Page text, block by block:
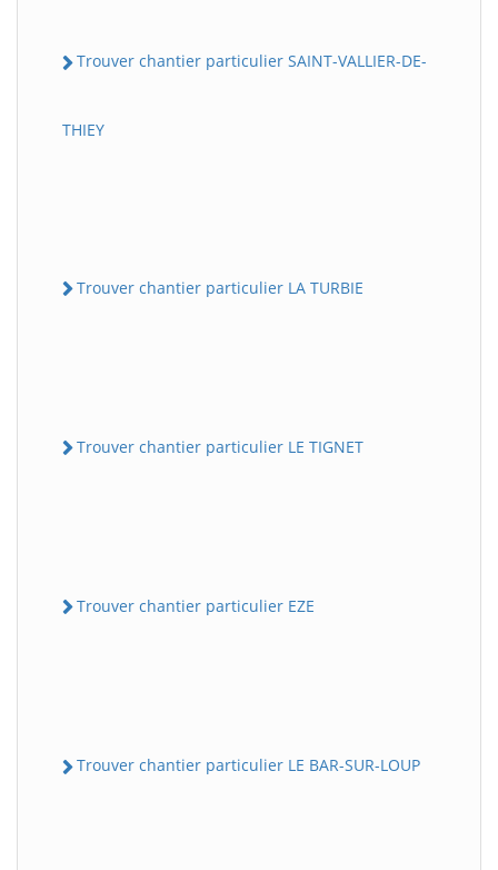
Trouver chantier particulier SAINT-VALLIER-DE-
THIEY
Trouver chantier particulier LA TURBIE
Trouver chantier particulier LE TIGNET
Trouver chantier particulier EZE
Trouver chantier particulier LE BAR-SUR-LOUP